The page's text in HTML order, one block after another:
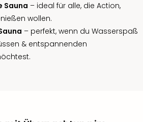
Sauna – ideal für alle, die Action,
wollen.
– perfekt, wenn du Wasserspaß
& entspannenden